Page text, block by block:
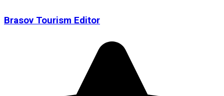
Brasov Tourism Editor